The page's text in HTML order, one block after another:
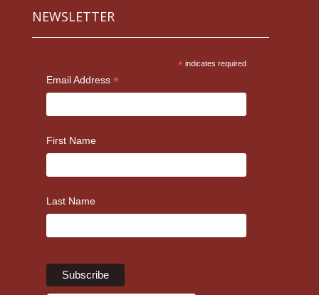
NEWSLETTER
* indicates required
Email Address *
First Name
Last Name